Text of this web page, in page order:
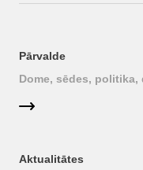
Pārvalde
Dome, sēdes, politika,
Aktualitātes